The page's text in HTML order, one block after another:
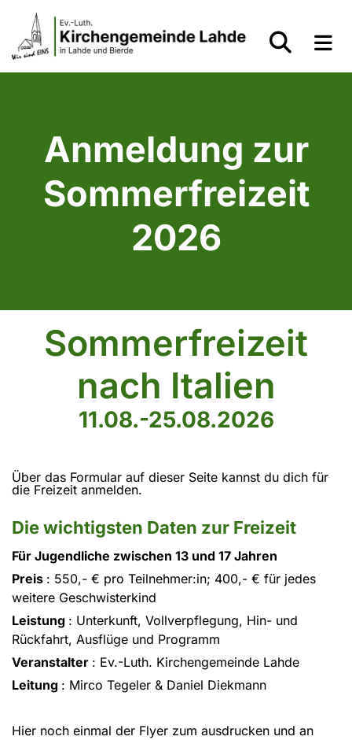
Anmeldung zur
Sommerfreizeit
2026
Sommerfreizeit
nach Italien
11.08.-25.08.2026
Über das Formular auf dieser Seite kannst du dich für
die Freizeit anmelden.
Die wichtigsten Daten zur Freizeit
Für Jugendliche zwischen 13 und 17 Jahren
Preis : 550,- € pro Teilnehmer:in; 400,- € für jedes
weitere Geschwisterkind
Leistung : Unterkunft, Vollverpflegung, Hin- und
Rückfahrt, Ausflüge und Programm
Veranstalter : Ev.-Luth. Kirchengemeinde Lahde
Leitung : Mirco Tegeler & Daniel Diekmann
Hier noch einmal der Flyer zum ausdrucken und an